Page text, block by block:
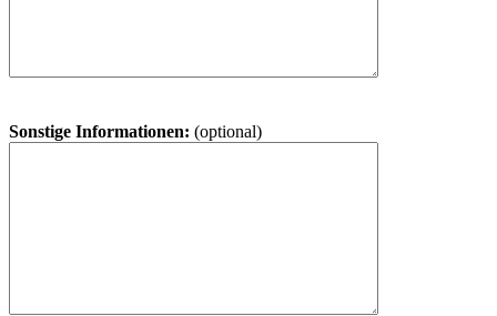
Sonstige Informationen: (optional)